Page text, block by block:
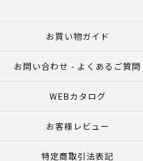
お買い物ガイド
お問い合わせ - よくあるご質問
WEBカタログ
お客様レビュー
特定商取引法表記